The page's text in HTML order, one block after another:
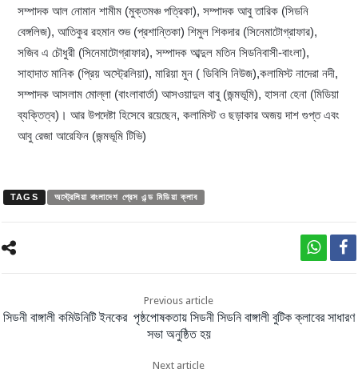
সম্পাদক আল নোমান শামীম (মুক্তমঞ্চ পত্রিকা), সম্পাদক আবু তারিক (সিডনি
বেঙ্গলিজ), আতিকুর রহমান শুভ (প্রশান্তিকা) শিমুল শিকদার (সিনেমাটোগ্রাফার),
সজিব এ চৌধুরী (সিনেমাটোগ্রাফার), সম্পাদক আব্দুল মতিন সিডনিবাসী-বাংলা),
সাহাদাত মানিক (প্রিয় অস্ট্রেলিয়া), মারিয়া মুন ( ডিবিসি নিউজ),কলামিস্ট নাদেরা নদী,
সম্পাদক আসলাম মোল্লা (বাংলাবার্তা) আসওয়াদুল বাবু (জন্মভূমি), হাসনা হেনা (মিডিয়া
ব্যক্তিত্ব)। আর উপদেষ্টা হিসেবে রয়েছেন, কলামিস্ট ও ছড়াকার অজয় দাশ গুপ্ত এবং
আবু রেজা আরেফিন (জন্মভূমি টিভি)
TAGS অস্ট্রেলিয়া বাংলাদেশ প্রেস এন্ড মিডিয়া ক্লাব
Previous article
সিডনী বাঙ্গালী কমিউনিটি ইনকের পৃষ্ঠপোষকতায় সিডনী সিডনি বাঙ্গালী বুটিক ক্লাবের সাধারণ
সভা অনুষ্ঠিত হয়
Next article